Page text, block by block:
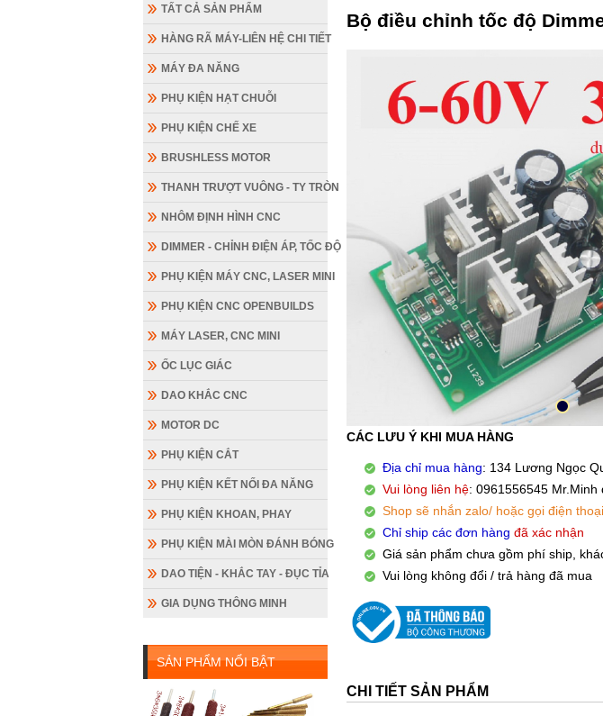
TẤT CẢ SẢN PHẨM
HÀNG RÃ MÁY-LIÊN HỆ CHI TIẾT
MÁY ĐA NĂNG
PHỤ KIỆN HẠT CHUỖI
PHỤ KIỆN CHẾ XE
BRUSHLESS MOTOR
THANH TRƯỢT VUÔNG - TY TRÒN
NHÔM ĐỊNH HÌNH CNC
DIMMER - CHỈNH ĐIỆN ÁP, TỐC ĐỘ
PHỤ KIỆN MÁY CNC, LASER MINI
PHỤ KIỆN CNC OPENBUILDS
MÁY LASER, CNC MINI
ỐC LỤC GIÁC
DAO KHẮC CNC
MOTOR DC
PHỤ KIỆN CẮT
PHỤ KIỆN KẾT NỐI ĐA NĂNG
PHỤ KIỆN KHOAN, PHAY
PHỤ KIỆN MÀI MÒN ĐÁNH BÓNG
DAO TIỆN - KHẮC TAY - ĐỤC TỈA
GIA DỤNG THÔNG MINH
SẢN PHẨM NỔI BẬT
Bộ điều chỉnh tốc độ
CÁC LƯU Ý KHI MUA HÀNG
Địa chỉ mua hàng: 134 Lương Ngọc
Vui lòng liên hệ: 0961556545 Mr.Minh
Shop sẽ nhắn zalo/ hoặc gọi điện
Chỉ ship các đơn hàng đã xác nhận
Giá sản phẩm chưa gồm phí ship,
Vui lòng không đổi / trả hàng đã mua
CHI TIẾT SẢN PHẨM